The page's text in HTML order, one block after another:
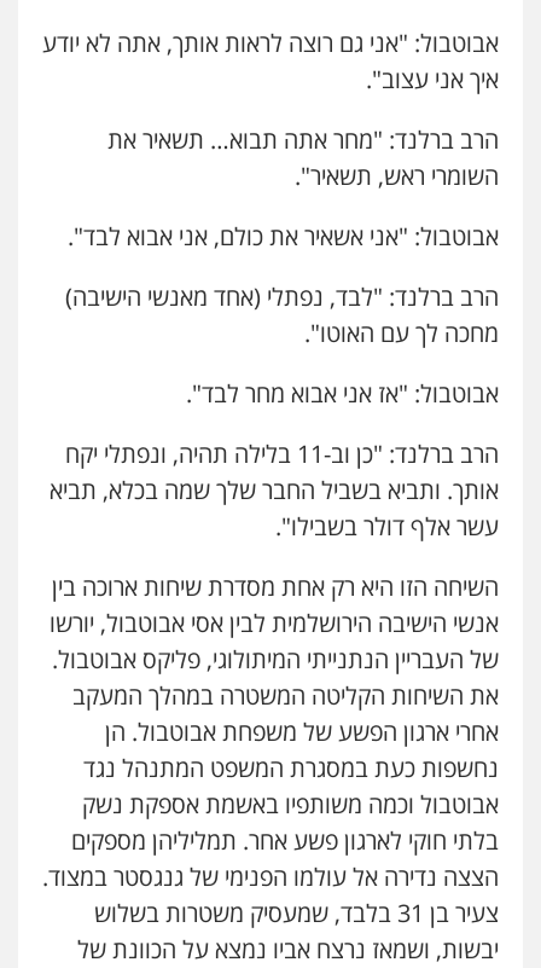
אבוטבול: "אני גם רוצה לראות אותך, אתה לא יודע
איך אני עצוב".
הרב ברלנד: "מחר אתה תבוא… תשאיר את
השומרי ראש, תשאיר".
אבוטבול: "אני אשאיר את כולם, אני אבוא לבד".
הרב ברלנד: "לבד, נפתלי (אחד מאנשי הישיבה)
מחכה לך עם האוטו".
אבוטבול: "אז אני אבוא מחר לבד".
הרב ברלנד: "כן וב-11 בלילה תהיה, ונפתלי יקח
אותך. ותביא בשביל החבר שלך שמה בכלא, תביא
עשר אלף דולר בשבילו".
השיחה הזו היא רק אחת מסדרת שיחות ארוכה בין
אנשי הישיבה הירושלמית לבין אסי אבוטבול, יורשו
של העבריין הנתנייתי המיתולוגי, פליקס אבוטבול.
את השיחות הקליטה המשטרה במהלך המעקב
אחרי ארגון הפשע של משפחת אבוטבול. הן
נחשפות כעת במסגרת המשפט המתנהל נגד
אבוטבול וכמה משותפיו באשמת אספקת נשק
בלתי חוקי לארגון פשע אחר. תמליליהן מספקים
הצצה נדירה אל עולמו הפנימי של גנגסטר במצוד.
צעיר בן 31 בלבד, שמעסיק משטרות בשלוש
יבשות, ושמאז נרצח אביו נמצא על הכוונת של